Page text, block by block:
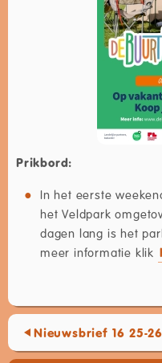
Prikbord:
In het eerste
het Veldpark
dagen lang is het
meer informatie klik
Nieuwsbrief 16 25-26